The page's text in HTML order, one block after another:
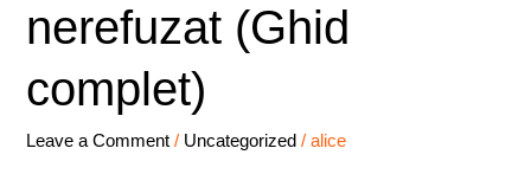
nerefuzat (Ghid
complet)
Leave a Comment / Uncategorized /alice
și
să
creezi
o